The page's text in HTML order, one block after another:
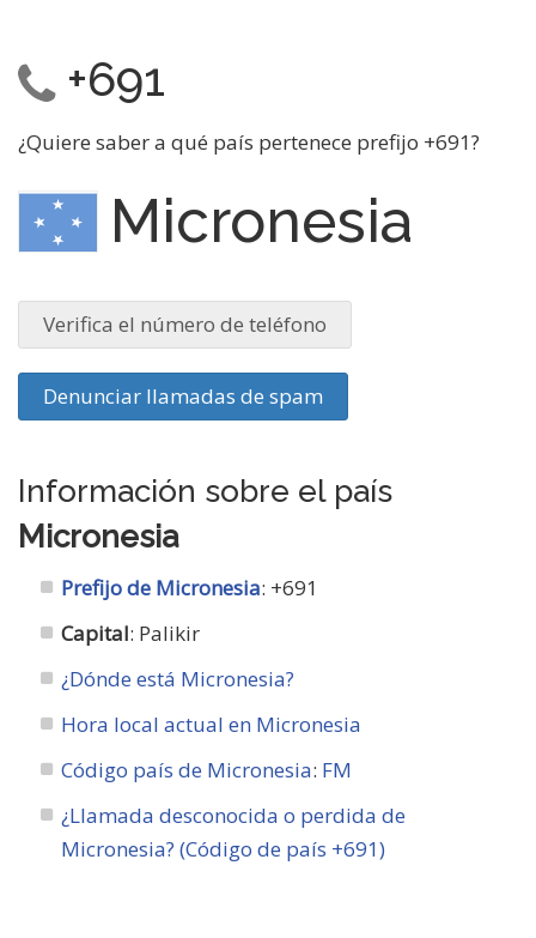
+691
¿Quiere saber a qué país pertenece prefijo +691?
Micronesia
Verifica el número de teléfono
Denunciar llamadas de spam
Información sobre el país
Micronesia
Prefijo de Micronesia: +691
Capital: Palikir
¿Dónde está Micronesia?
Hora local actual en Micronesia
Código país de Micronesia: FM
¿Llamada desconocida o perdida de
Micronesia? (Código de país +691)